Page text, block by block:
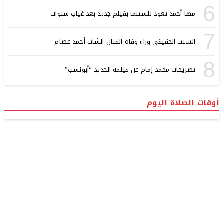
6 مها أحمد تعود للسينما بفيلم جديد بعد غياب سنوات
7 السبب الحقيقي وراء وفاة الفنان الشاب أحمد عصام
8 تصريحات محمد إمام عن فيلمه الجديد “أبونسب”
أوقات الصلاة اليوم